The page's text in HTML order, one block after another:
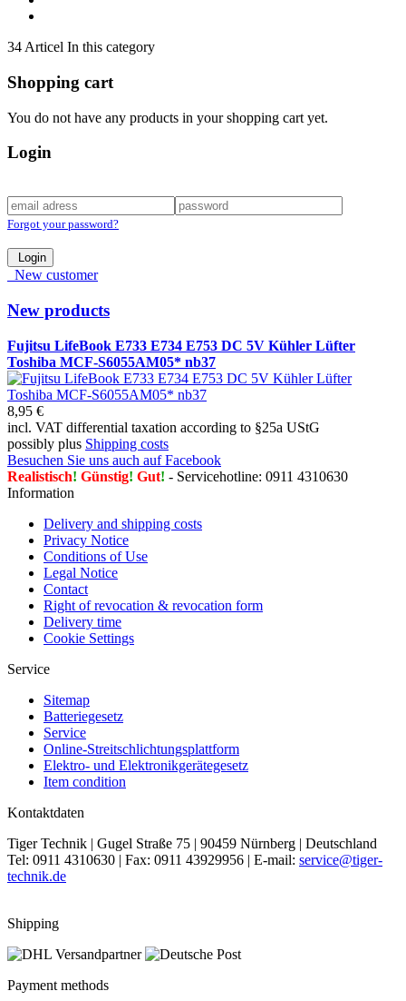
34 Articel In this category
Shopping cart
You do not have any products in your shopping cart yet.
Login
Forgot your password?
Login
New customer
New products
Fujitsu LifeBook E733 E734 E753 DC 5V Kühler Lüfter
Toshiba MCF-S6055AM05* nb37
8,95 €
incl. VAT differential taxation according to §25a UStG
possibly plus Shipping costs
Besuchen Sie uns auch auf Facebook
Realistisch! Günstig! Gut! - Servicehotline: 0911 4310630
Information
Delivery and shipping costs
Privacy Notice
Conditions of Use
Legal Notice
Contact
Right of revocation & revocation form
Delivery time
Cookie Settings
Service
Sitemap
Batteriegesetz
Service
Online-Streitschlichtungsplattform
Elektro- und Elektronikgerätegesetz
Item condition
Kontaktdaten
Tiger Technik | Gugel Straße 75 | 90459 Nürnberg | Deutschland
Tel: 0911 4310630 | Fax: 0911 43929956 | E-mail: service@tiger-
technik.de
Shipping
Payment methods